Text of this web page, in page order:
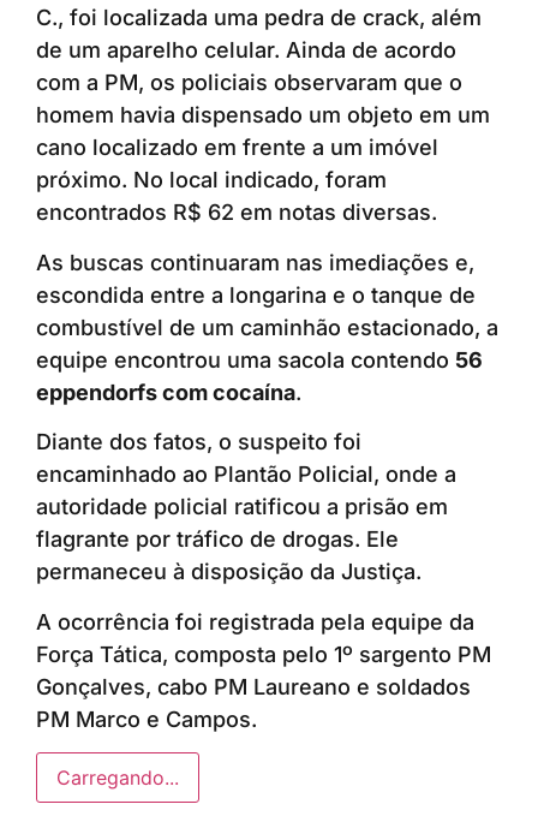
C., foi localizada uma pedra de crack, além
de um aparelho celular. Ainda de acordo
com a PM, os policiais observaram que o
homem havia dispensado um objeto em um
cano localizado em frente a um imóvel
próximo. No local indicado, foram
encontrados R$ 62 em notas diversas.
As buscas continuaram nas imediações e,
escondida entre a longarina e o tanque de
combustível de um caminhão estacionado, a
equipe encontrou uma sacola contendo 56
eppendorfs com cocaína.
Diante dos fatos, o suspeito foi
encaminhado ao Plantão Policial, onde a
autoridade policial ratificou a prisão em
flagrante por tráfico de drogas. Ele
permaneceu à disposição da Justiça.
A ocorrência foi registrada pela equipe da
Força Tática, composta pelo 1º sargento PM
Gonçalves, cabo PM Laureano e soldados
PM Marco e Campos.
Carregando...